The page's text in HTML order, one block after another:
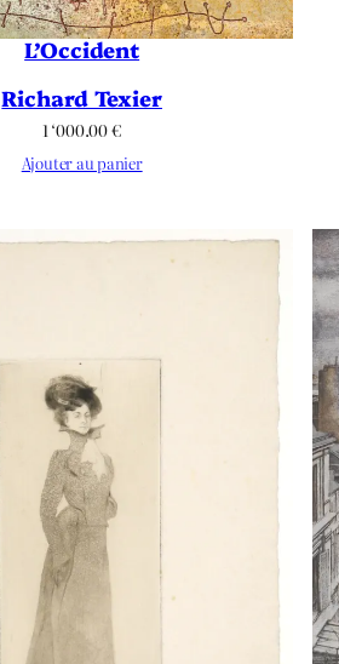
L’Occident
Richard Texier
1 ‘000.00€
Ajouter au panier